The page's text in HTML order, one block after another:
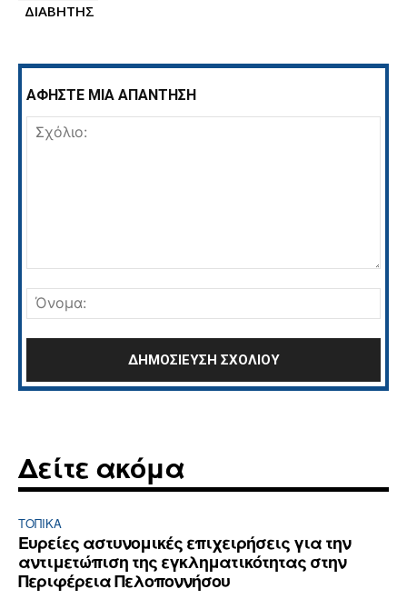
ΔΙΑΒΗΤΗΣ
ΑΦΗΣΤΕ ΜΙΑ ΑΠΑΝΤΗΣΗ
Δείτε ακόμα
ΤΟΠΙΚΑ
Ευρείες αστυνομικές επιχειρήσεις για την
αντιμετώπιση της εγκληματικότητας στην
Περιφέρεια Πελοποννήσου